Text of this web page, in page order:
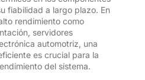
fiabilidad a largo plazo. En
rendimiento como
servidores
automotriz, una
es crucial para la
del sistema.